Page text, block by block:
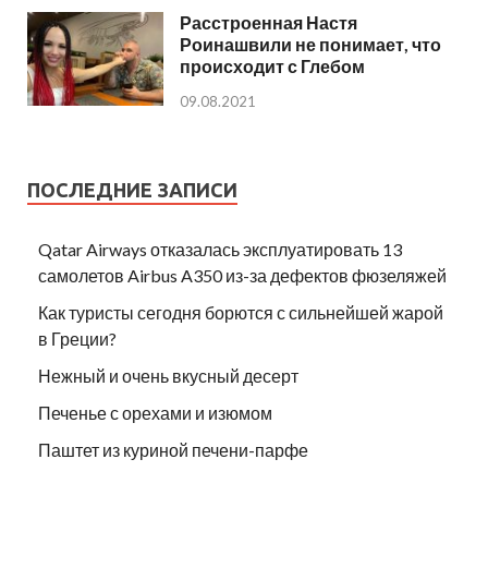
Расстроенная Настя
Роинашвили не понимает, что
происходит с Глебом
09.08.2021
ПОСЛЕДНИЕ ЗАПИСИ
Qatar Airways отказалась эксплуатировать 13
самолетов Airbus A350 из-за дефектов фюзеляжей
Как туристы сегодня борются с сильнейшей жарой
в Греции?
Нежный и очень вкусный десерт
Печенье с орехами и изюмом
Паштет из куриной печени-парфе